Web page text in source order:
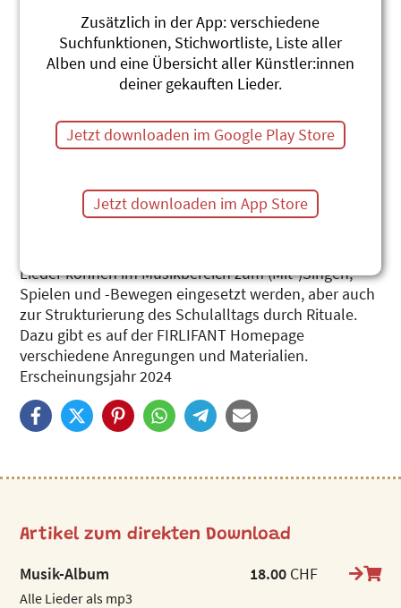
D Wält isch irgendwie
Firlifant
berührende und lustige Geschichten von Engeln und
Menschen, Tieren und Fantasiewesen. Uns
Tiere, Himmel und Erde, und der Zauber, der all dem
innewohnt. Über die Fantasiefigur des FIRLIFANT
Lieder können im Musikbereich zum (Mit-)Singen, -
Spielen und -Bewegen eingesetzt werden, aber auch
zur Strukturierung des Schulalltags durch Rituale.
Dazu gibt es auf der FIRLIFANT Homepage
verschiedene Anregungen und Materialien.
Erscheinungsjahr 2024
Artikel zum direkten Download
Musik-Album 18.00 CHF
Alle Lieder als mp3
Zusätzlich in der App: verschiedene
Suchfunktionen, Stichwortliste, Liste aller
Alben und eine Übersicht aller Künstler:innen
deiner gekauften Lieder.
Jetzt downloaden im Google Play Store
Jetzt downloaden im App Store